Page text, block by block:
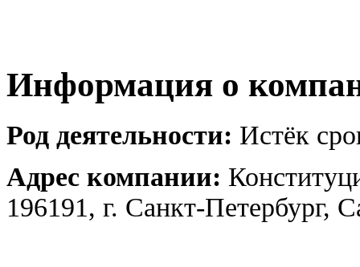
Информация о
Род деятельности: Истёк
Адрес компании:
196191, г. Санкт-Петербург,